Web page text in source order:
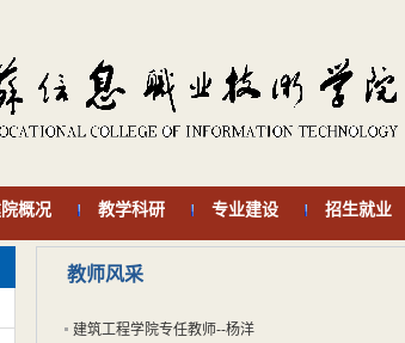
概况 教学科研 专业建设 招生就业
教师风采
建筑工程学院专任教师--杨洋